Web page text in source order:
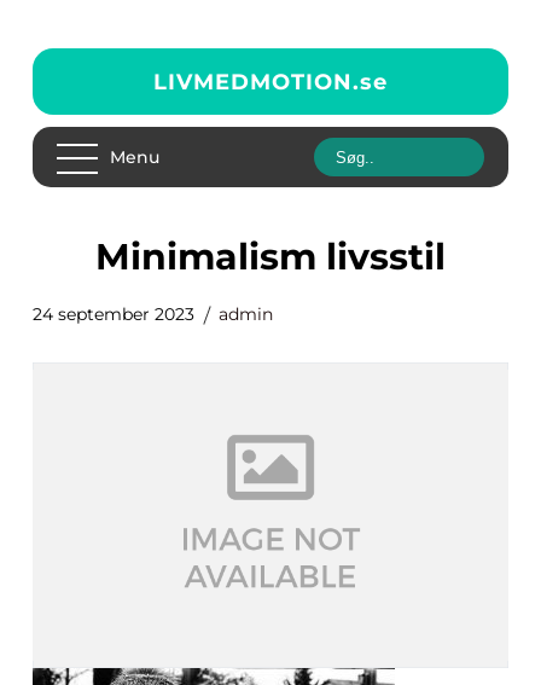
LIVMEDMOTION.se
Menu
minimalism livsstil
24 september 2023 admin